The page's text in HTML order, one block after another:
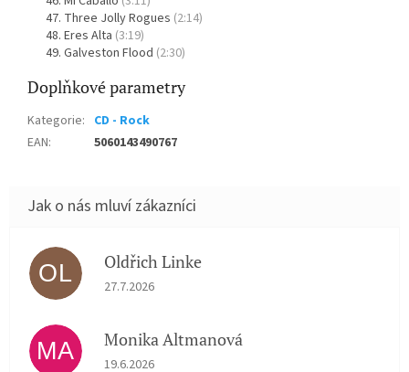
Three Jolly Rogues (2:14)
Eres Alta (3:19)
Galveston Flood (2:30)
Doplňkové parametry
Kategorie: CD - Rock
EAN: 5060143490767
OL Oldřich Linke
Hodnocení obchodu je 5 z 5 hvězdiček.
27.7.2026
MA Monika Altmanová
Hodnocení obchodu je 5 z 5 hvězdiček.
19.6.2026